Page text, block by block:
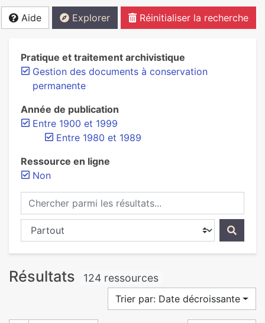
Aide Explorer Réinitialiser la recherche
Pratique et traitement archivistique
Gestion des documents à conservation
permanente
Année de publication
Entre 1900 et 1999
Entre 1980 et 1989
Ressource en ligne
Non
Chercher parmi les résultats...
Chercher dans...
Résultats 124 ressources
Trier par: Date décroissante